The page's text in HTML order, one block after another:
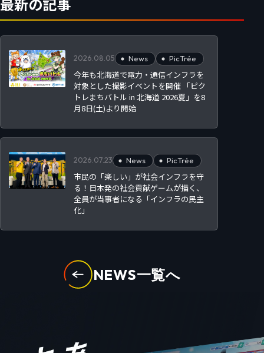
2026.08.05 News PicTrée
今年も北海道で電力・通信インフラを
対象とした撮影イベントを開催 「ピク
トレまちバトル in 北海道 2026夏」を8
月8日(土)より開始
2026.07.23 News PicTrée
市民の「楽しい」が社会インフラを守
る！日本発の社会貢献ゲームが描く、
全員が当事者になる「インフラの民主
化」
NEWS一覧へ